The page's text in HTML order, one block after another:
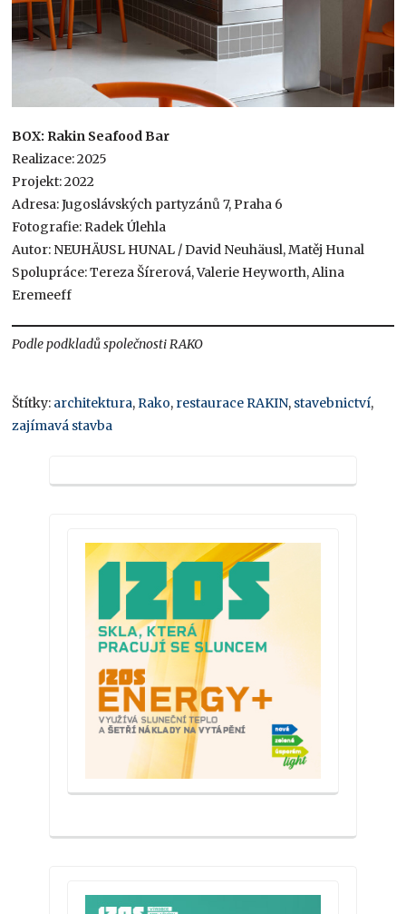
BOX: Rakin Seafood Bar
Realizace: 2025
Projekt: 2022
Adresa: Jugoslávských partyzánů 7, Praha 6
Fotografie: Radek Úlehla
Autor: NEUHÄUSL HUNAL / David Neuhäusl, Matěj Hunal
Spolupráce: Tereza Šírerová, Valerie Heyworth, Alina
Eremeeff
Podle podkladů společnosti RAKO
Štítky: architektura,Rako, restaurace RAKIN, stavebnictví,
zajímavá stavba